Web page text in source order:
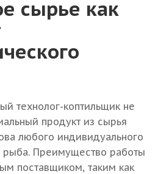
сырье как
технолог-коптильщик не
продукт из сырья
любого индивидуального
рыба. Преимущество работы
поставщиком, таким как